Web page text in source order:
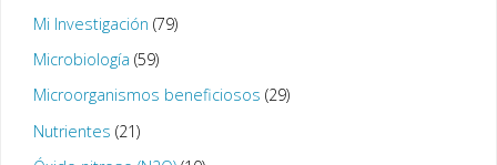
Mi Investigación (79)
Microbiología (59)
Microorganismos beneficiosos (29)
Nutrientes (21)